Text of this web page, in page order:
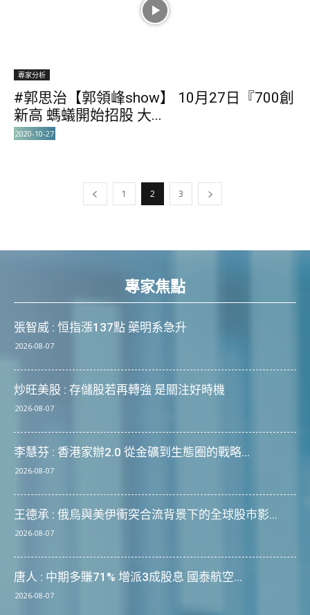
專家分析
#郭思治【郭領峰show】 10月27日『700創
新高 螞蟻開始招股 大...
2020-10-27
1 2 3
專家焦點
張智威 : 恒指漲137點 藥明系急升
2026-08-07
炒旺美股 : 存儲股若再轉強 是關注好時機
2026-08-07
李慧芬 : 香港家辦2.0 從金礦到生態圈的戰略...
2026-08-07
王德承 : 俄烏與美伊衝突合流背景下的全球股市影...
2026-08-07
唐人 : 中期多賺71% 增派3成股息 國泰航空...
2026-08-07